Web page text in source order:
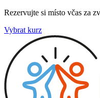
Rezervujte si místo včas za
Vybrat kurz